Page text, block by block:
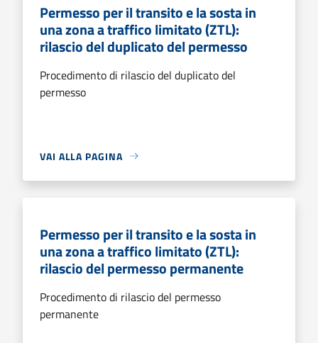
Permesso per il transito e la sosta in
una zona a traffico limitato (ZTL):
rilascio del duplicato del permesso
Procedimento di rilascio del duplicato del
permesso
VAI ALLA PAGINA
Permesso per il transito e la sosta in
una zona a traffico limitato (ZTL):
rilascio del permesso permanente
Procedimento di rilascio del permesso
permanente